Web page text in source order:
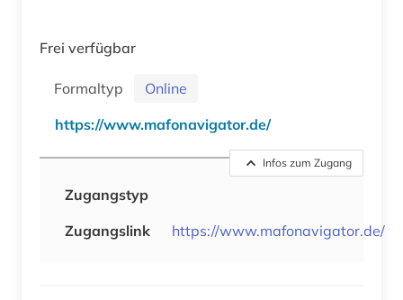
Frei verfügbar
Formaltyp
Online
https://www.mafonavigator.de/
Infos zum Zugang
Zugangstyp
Zugangslink
https://www.mafonavigator.de/